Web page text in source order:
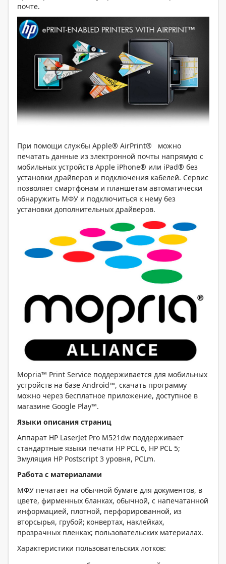
почте.
При помощи службы Apple® AirPrint® можно
печатать данные из электронной почты напрямую с
мобильных устройств Apple iPhone® или iPad® без
установки драйверов и подключения кабелей. Сервис
позволяет смартфонам и планшетам автоматически
обнаружить МФУ и подключиться к нему без
установки дополнительных драйверов.
Mopria™ Print Service поддерживается для мобильных
устройств на базе Android™, скачать программу
можно через бесплатное приложение, доступное в
магазине Google Play™.
Языки описания страниц
Аппарат HP LaserJet Pro M521dw поддерживает
стандартные языки печати HP PCL 6, HP PCL 5;
Эмуляция HP Postscript 3 уровня, PCLm.
Работа с материалами
МФУ печатает на обычной бумаге для документов, в
цвете, фирменных бланках, обычной, с напечатанной
информацией, плотной, перфорированной, из
вторсырья, грубой; конвертах, наклейках,
прозрачных пленках; пользовательских материалах.
Характеристики пользовательских лотков: